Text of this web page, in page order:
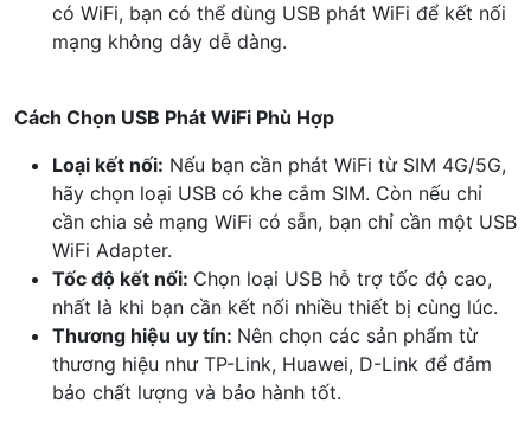
có WiFi, bạn có thể dùng USB phát WiFi để kết nối
mạng không dây dễ dàng.
Cách Chọn USB Phát WiFi Phù Hợp
Loại kết nối: Nếu bạn cần phát WiFi từ SIM 4G/5G,
hãy chọn loại USB có khe cắm SIM. Còn nếu chỉ
cần chia sẻ mạng WiFi có sẵn, bạn chỉ cần một USB
WiFi Adapter.
Tốc độ kết nối: Chọn loại USB hỗ trợ tốc độ cao,
nhất là khi bạn cần kết nối nhiều thiết bị cùng lúc.
Thương hiệu uy tín: Nên chọn các sản phẩm từ
thương hiệu như TP-Link, Huawei, D-Link để đảm
bảo chất lượng và bảo hành tốt.